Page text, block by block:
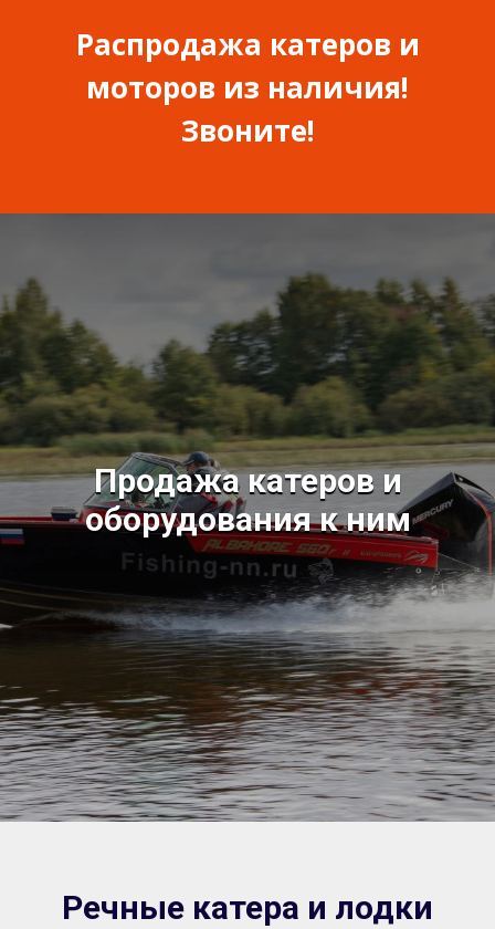
Распродажа катеров и
моторов из наличия!
Звоните!
Продажа катеров и
оборудования к ним
Речные катера и лодки